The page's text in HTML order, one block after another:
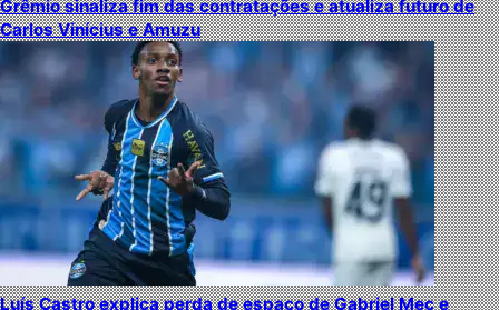
Grêmio sinaliza fim das contratações e atualiza futuro de
Carlos Vinícius e Amuzu
Luís Castro explica perda de espaço de Gabriel Mec e